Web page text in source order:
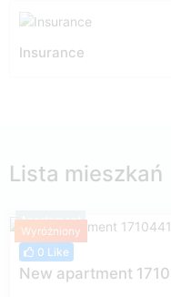
Insurance
Lista mieszkań
Apartament
Wyróżniony
0 Like
New apartment